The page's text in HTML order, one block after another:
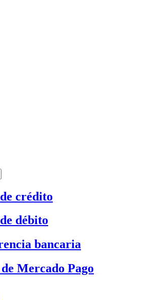
crédito
débito
bancaria
Mercado Pago